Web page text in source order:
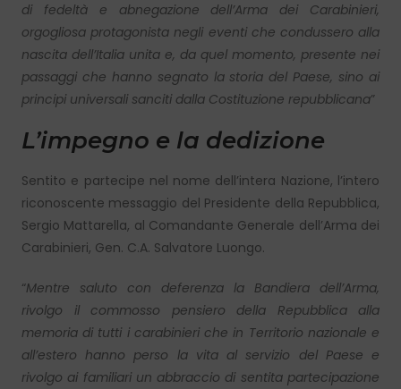
di fedeltà e abnegazione dell’Arma dei Carabinieri,
orgogliosa protagonista negli eventi che condussero alla
nascita dell’Italia unita e, da quel momento, presente nei
passaggi che hanno segnato la storia del Paese, sino ai
principi universali sanciti dalla Costituzione repubblicana”
L’impegno e la dedizione
Sentito e partecipe nel nome dell’intera Nazione, l’intero
riconoscente messaggio del Presidente della Repubblica,
Sergio Mattarella, al Comandante Generale dell’Arma dei
Carabinieri, Gen. C.A. Salvatore Luongo.
“Mentre saluto con deferenza la Bandiera dell’Arma,
rivolgo il commosso pensiero della Repubblica alla
memoria di tutti i carabinieri che in Territorio nazionale e
all’estero hanno perso la vita al servizio del Paese e
rivolgo ai familiari un abbraccio di sentita partecipazione